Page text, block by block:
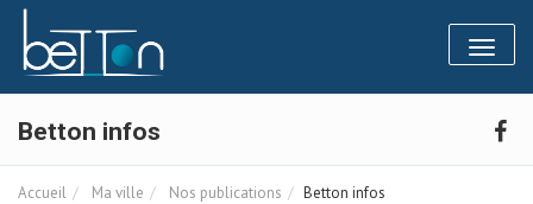
Toggle
Betton infos
Accueil Ma ville Nos publications Betton infos
Panneau de gestion des cookies